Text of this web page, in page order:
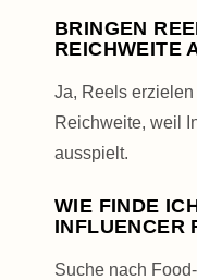
BRINGEN
REICHWEITE
Ja, Reels
Reichweite, weil
ausspielt.
WIE FINDE
INFLUENCER
Suche nach